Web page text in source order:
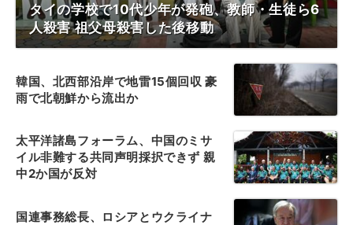
タイの学校で10代少年が発砲、教師・生徒ら6
人殺害 祖父母殺害した後移動
韓国、北西部沿岸で地雷15個回収 豪
雨で北朝鮮から流出か
太平洋諸島フォーラム、中国のミサ
イル非難する共同声明採択できず 親
中2か国が反対
国連事務総長、ロシアとウクライナ